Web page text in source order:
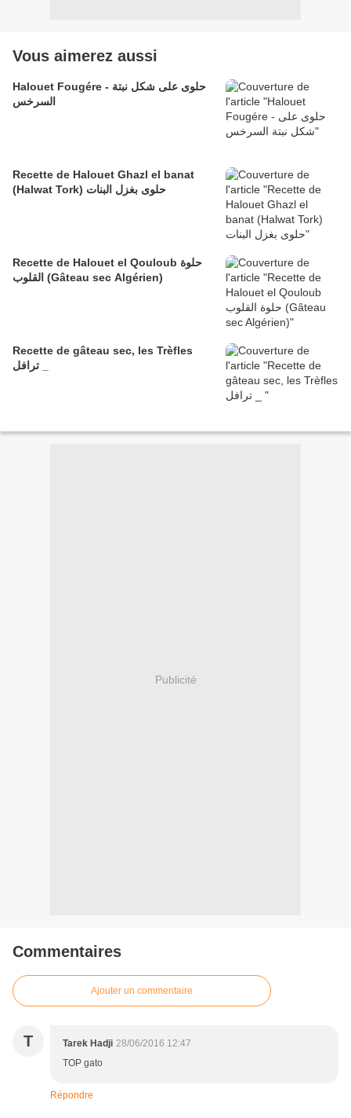
Vous aimerez aussi
Halouet Fougére - حلوى على شكل نبتة
السرخس
Recette de Halouet Ghazl el banat
(Halwat Tork) حلوى بغزل البنات
Recette de Halouet el Qouloub حلوة
القلوب (Gâteau sec Algérien)
Recette de gâteau sec, les Trèfles
Publicité
Commentaires
Ajouter un commentaire
T Tarek Hadji 28/06/2016 12:47
TOP gato
Répondre